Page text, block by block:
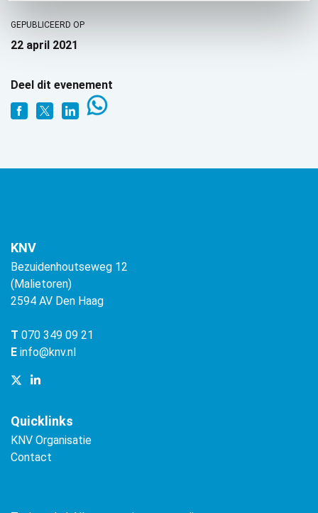
GEPUBLICEERD OP
22 april 2021
Deel dit evenement
KNV
Bezuidenhoutseweg 12
(Malietoren)
2594 AV Den Haag
T 070 349 09 21
E info@knv.nl
Quicklinks
KNV Organisatie
Contact